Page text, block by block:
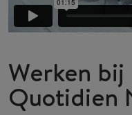
Werken bij
Quotidien